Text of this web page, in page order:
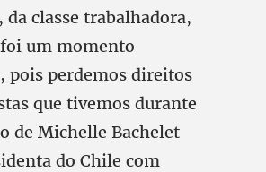
da classe trabalhadora,
um momento
pois perdemos direitos
que tivemos durante
de Michelle Bachelet
do Chile com